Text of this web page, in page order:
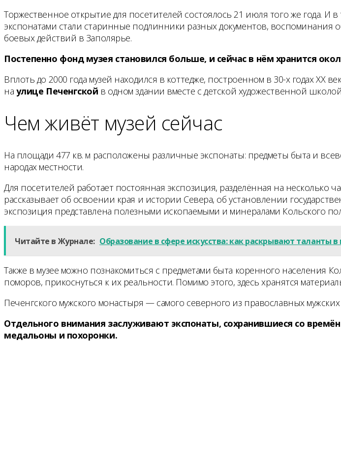
Торжественное открытие для посетителей состоялось 21 июля того же года. И
экспонатами стали старинные подлинники разных документов,
боевых действий в Заполярье.
Постепенно фонд музея становился больше, и сейчас в нём хранится
Вплоть до 2000 года музей находился в коттедже, построенном в 30-х годах XX
на улице Печенгской в одном здании вместе с детской художественной
Чем живёт музей сейчас
На площади 477 кв. м расположены различные экспонаты: предметы быта и
народах местности.
Для посетителей работает постоянная экспозиция, разделённая на несколько
рассказывает об освоении края и истории Севера, об установлении
экспозиция представлена полезными ископаемыми и минералами Кольского
Читайте в Журнале: Образование в сфере искусства: как раскрывают таланты
Также в музее можно познакомиться с предметами быта коренного населения
поморов, прикоснуться к их реальности. Помимо этого, здесь хранятся
Печенгского мужского монастыря — самого северного из православных
Отдельного внимания заслуживают экспонаты, сохранившиеся со
медальоны и похоронки.